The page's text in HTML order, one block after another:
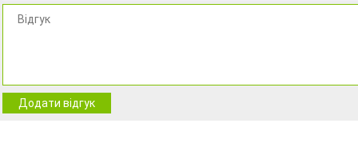
Додати відгук